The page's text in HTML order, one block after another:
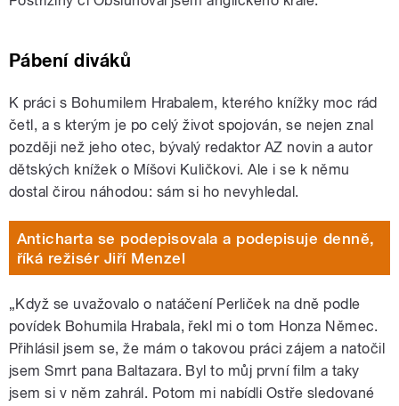
Pábení diváků
K práci s Bohumilem Hrabalem, kterého knížky moc rád
četl, a s kterým je po celý život spojován, se nejen znal
později než jeho otec, bývalý redaktor AZ novin a autor
dětských knížek o Míšovi Kuličkovi. Ale i se k němu
dostal čirou náhodou: sám si ho nevyhledal.
Anticharta se podepisovala a podepisuje denně,
říká režisér Jiří Menzel
„Když se uvažovalo o natáčení Perliček na dně podle
povídek Bohumila Hrabala, řekl mi o tom Honza Němec.
Přihlásil jsem se, že mám o takovou práci zájem a natočil
jsem Smrt pana Baltazara. Byl to můj první film a taky
jsem si v něm zahrál. Potom mi nabídli Ostře sledované